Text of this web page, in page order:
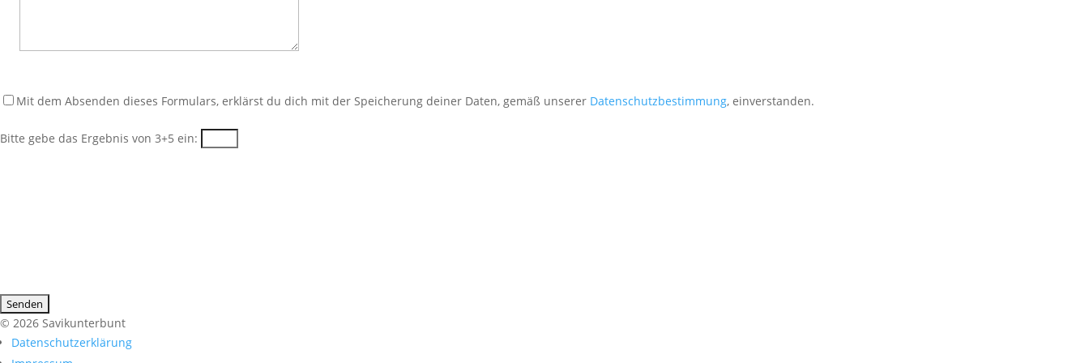
Mit dem Absenden dieses Formulars, erklärst du dich mit der Speicherung deiner Daten, gemäß unserer Datenschutzbestimmung, einverstanden.
Bitte gebe das Ergebnis von 3+5 ein:
© 2026 Savikunterbunt
Datenschutzerklärung